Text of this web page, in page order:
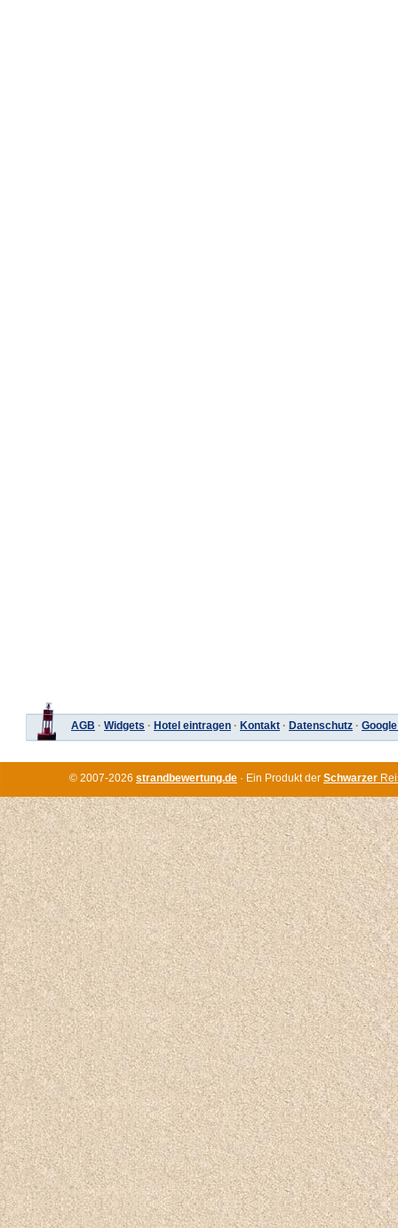
AGB · Widgets · Hotel eintragen · Kontakt · Datenschutz ·
© 2007-2026 strandbewertung.de · Ein Produkt der Schwarzer